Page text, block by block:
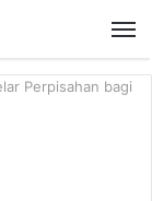
Perpisahan bagi